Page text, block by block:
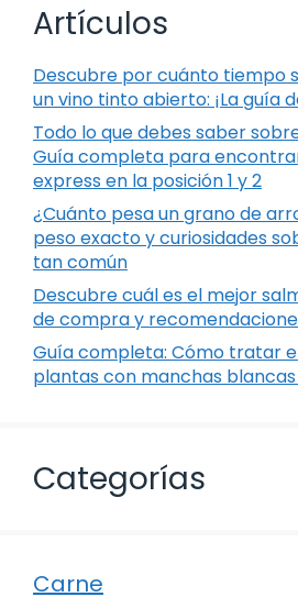
Artículos
Descubre por cuánto tiempo
un vino tinto abierto: ¡La guía
Todo lo que debes saber
Guía completa para
express en la posición 1 y 2
¿Cuánto pesa un grano de
peso exacto y curiosidades
tan común
Descubre cuál es el mejor
de compra y
Guía completa: Cómo tratar
plantas con manchas
Categorías
Carne